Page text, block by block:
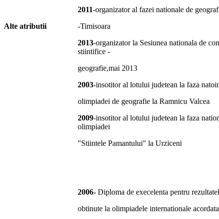
Alte atributii
2011-organizator al fazei nationale de
-Timisoara
2013-organizator la Sesiunea nationala de
stiintifice -
geografie,mai 2013
2003-insotitor al lotului judetean la faza
olimpiadei de geografie la Ramnicu Valcea
2009-insotitor al lotului judetean la faza
olimpiadei
"Stiintele Pamantului" la Urziceni
2006- Diploma de execelenta pentru
obtinute la olimpiadele internationale